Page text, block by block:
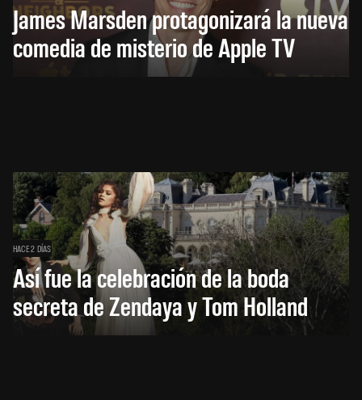
James Marsden protagonizará la nueva
comedia de misterio de Apple TV
HACE 2 DÍAS
Así fue la celebración de la boda
secreta de Zendaya y Tom Holland